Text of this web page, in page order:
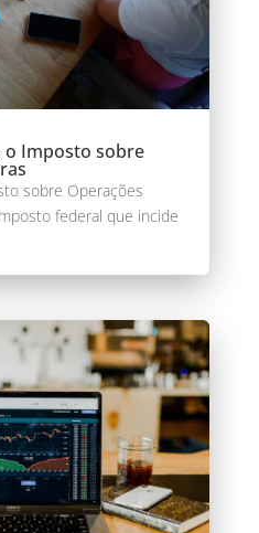
o Imposto sobre
sobre Operações
federal que incide